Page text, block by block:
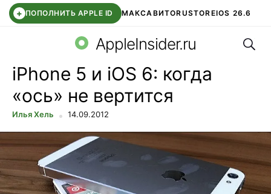
+ ПОПОЛНИТЬ APPLE ID МАКСАВИТОRUSTOREIOS 26.6
СБЕР КИДС ВТБ ОНЛАЙН ЧАТ В ROBLOX
AppleInsider.ru
iPhone 5 и iOS 6: когда
«ось» не вертится
Илья Хель 14.09.2012